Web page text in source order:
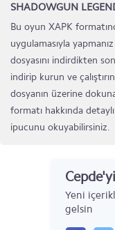
SHADOWGUN
Bu oyun XAPK
uygulamasıyla
dosyasını indirdikten
indirip kurun ve
dosyanın üzerine
formatı hakkında
ipucunu okuyabilirsiniz.
Yeni
gelsin